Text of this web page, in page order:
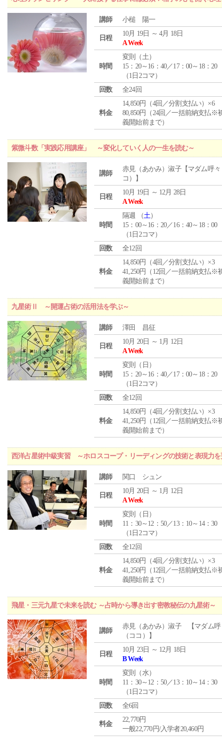
講師 小槌 陽一
日程
10月 19日 ～ 4月 18日
A Week
時間
変則（土）
15：20～16：40／17：00～18：20
（1日2コマ）
回数
全24回
料金
14,850円（4回／分割支払い）×6
80,850円（24回／一括前納支払※
義開始前まで）
紫微斗数「実践応用講座」 ～変化していく人の一生を読む～
講師
赤見（あかみ）淑子【マダム呼々
コ）】
日程
10月 19日 ～ 12月 28日
A Week
時間
隔週 （土）
15：00～16：20／16：40～18：00
（1日2コマ）
回数
全12回
料金
14,850円（4回／分割支払い）×3
41,250円（12回／一括前納支払※
義開始前まで）
九星術Ⅱ ～開運占術の活用法を学ぶ～
講師 澤田 昌征
日程
10月 20日 ～ 1月 12日
A Week
時間
変則（日）
15：20～16：40／17：00～18：20
（1日2コマ）
回数
全12回
料金
14,850円（4回／分割支払い）×3
41,250円（12回／一括前納支払※
義開始前まで）
西洋占星術中級実習 ～ホロスコープ・リーディングの技術と表現力
講師 関口 シュン
日程
10月 20日 ～ 1月 12日
A Week
時間
変則（日）
11：30～12：50／13：10～14：30
（1日2コマ）
回数
全12回
料金
14,850円（4回／分割支払い）×3
41,250円（12回／一括前納支払※
義開始前まで）
飛星・三元九星で未来を読む ～占時から導き出す密教秘伝の九星術～
講師
赤見（あかみ）淑子 【マダム呼
（ココ）】
日程
10月 23日 ～ 12月 18日
B Week
時間
変則（水）
11：30～12：50／13：10～14：30
（1日2コマ）
回数
全6回
料金
22,770円
一般22,770円/入学者20,460円